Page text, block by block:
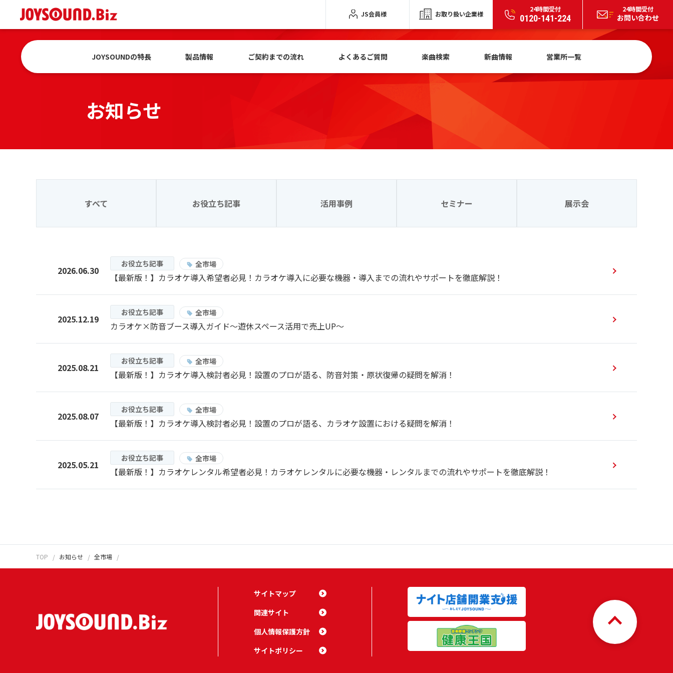
JS会員様 お取り扱い企業様
24時間受付
0120-141-224
24時間受付
お問い合わせ
JOYSOUNDの特長 製品情報 ご契約までの流れ よくあるご質問 楽曲検索 新曲情報 営業所一覧
お知らせ
すべて お役立ち記事 活用事例 セミナー 展示会
2026.06.30
お役立ち記事 全市場
【最新版！】カラオケ導入希望者必見！カラオケ導入に必要な機器・導入までの流れやサポートを徹底解説！
2025.12.19
お役立ち記事 全市場
カラオケ×防音ブース導入ガイド～遊休スペース活用で売上UP～
2025.08.21
お役立ち記事 全市場
【最新版！】カラオケ導入検討者必見！設置のプロが語る、防音対策・原状復帰の疑問を解消！
2025.08.07
お役立ち記事 全市場
【最新版！】カラオケ導入検討者必見！設置のプロが語る、カラオケ設置における疑問を解消！
2025.05.21
お役立ち記事 全市場
【最新版！】カラオケレンタル希望者必見！カラオケレンタルに必要な機器・レンタルまでの流れやサポートを徹底解説！
TOP お知らせ 全市場
サイトマップ
関連サイト
個人情報保護方針
サイトポリシー